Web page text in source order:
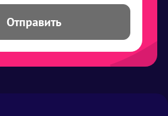
Отправить